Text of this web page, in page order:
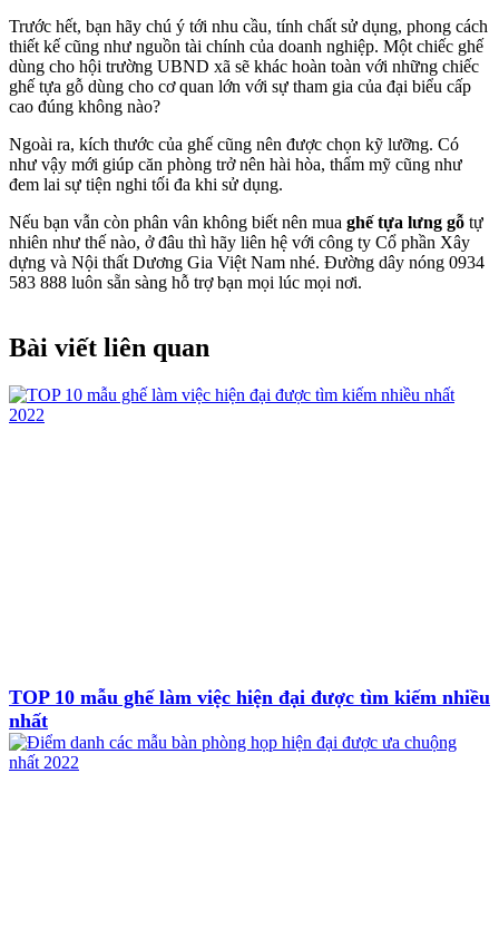
Trước hết, bạn hãy chú ý tới nhu cầu, tính chất sử dụng, phong cách
thiết kế cũng như nguồn tài chính của doanh nghiệp. Một chiếc ghế
dùng cho hội trường UBND xã sẽ khác hoàn toàn với những chiếc
ghế tựa gỗ dùng cho cơ quan lớn với sự tham gia của đại biểu cấp
cao đúng không nào?
Ngoài ra, kích thước của ghế cũng nên được chọn kỹ lưỡng. Có
như vậy mới giúp căn phòng trở nên hài hòa, thẩm mỹ cũng như
đem lai sự tiện nghi tối đa khi sử dụng.
Nếu bạn vẫn còn phân vân không biết nên mua ghế tựa lưng gỗ tự
nhiên như thế nào, ở đâu thì hãy liên hệ với công ty Cổ phần Xây
dựng và Nội thất Dương Gia Việt Nam nhé. Đường dây nóng 0934
583 888 luôn sẵn sàng hỗ trợ bạn mọi lúc mọi nơi.
Bài viết liên quan
TOP 10 mẫu ghế làm việc hiện đại được tìm kiếm nhiều
nhất